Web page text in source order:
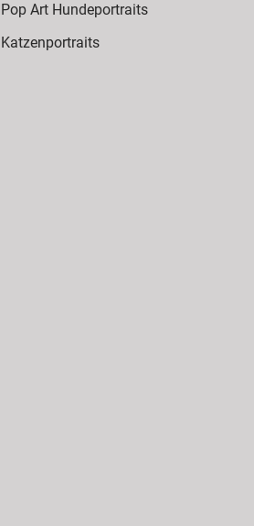
Pop Art Hundeportraits
Katzenportraits